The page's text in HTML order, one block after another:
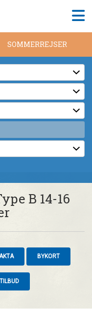
SOMMERREJSER
B 14-16
BYKORT
TILBUD